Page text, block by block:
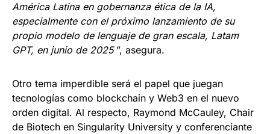
América Latina en gobernanza ética de la IA,
especialmente con el próximo lanzamiento de su
propio modelo de lenguaje de gran escala, Latam
GPT, en junio de 2025”, asegura.
Otro tema imperdible será el papel que juegan
tecnologías como blockchain y Web3 en el nuevo
orden digital. Al respecto, Raymond McCauley, Chair
de Biotech en Singularity University y conferenciante